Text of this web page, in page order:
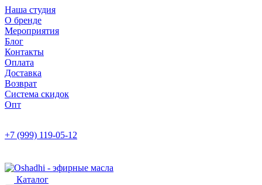
Наша студия
О бренде
Мероприятия
Блог
Контакты
Оплата
Доставка
Возврат
Система скидок
Опт
+7 (999) 119-05-12
Каталог